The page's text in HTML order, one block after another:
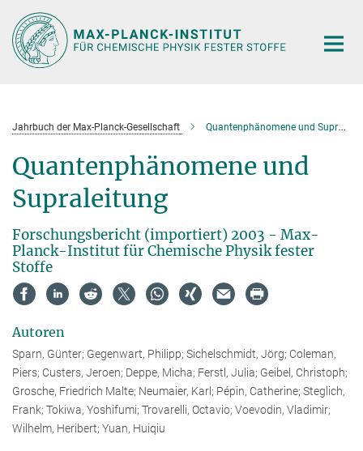
Hauptinhalt
Jahrbuch der Max-Planck-Gesellschaft Quantenphänomene und Supraleitu
Quantenphänomene und
Supraleitung
Forschungsbericht (importiert) 2003 - Max-
Planck-Institut für Chemische Physik fester
Stoffe
Autoren
Sparn, Günter; Gegenwart, Philipp; Sichelschmidt, Jörg; Coleman,
Piers; Custers, Jeroen; Deppe, Micha; Ferstl, Julia; Geibel, Christoph;
Grosche, Friedrich Malte; Neumaier, Karl; Pépin, Catherine; Steglich,
Frank; Tokiwa, Yoshifumi; Trovarelli, Octavio; Voevodin, Vladimir;
Wilhelm, Heribert; Yuan, Huiqiu